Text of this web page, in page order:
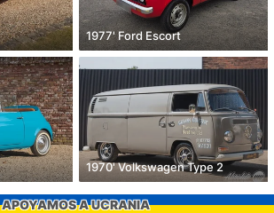
1977' Ford Escort
1970' Volkswagen Type 2
APOYAMOS A UCRANIA